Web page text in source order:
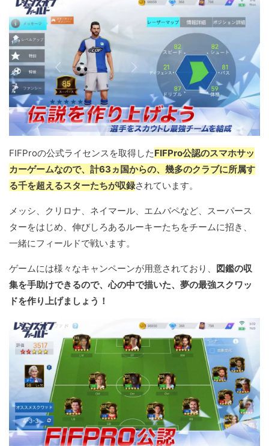
FIFProの公式ライセンスを取得したFIFPro公認のスマホサッ
カーゲームなので、計63ヵ国からの、幾多のクラブに所属す
る千を超えるスターたちが収録されています。
メッシ、クリロナ、ネイマール、エムバペなど、スーパース
ターをはじめ、伸びしろあるルーキーたちをチームに招き、
一緒にフィールドで戦います。
ゲームには様々なキャンペーンが用意されており、
図鑑の収
集を手助けできるので、心の中で描いた、夢の最強スクワッ
ドを作り上げましょう！